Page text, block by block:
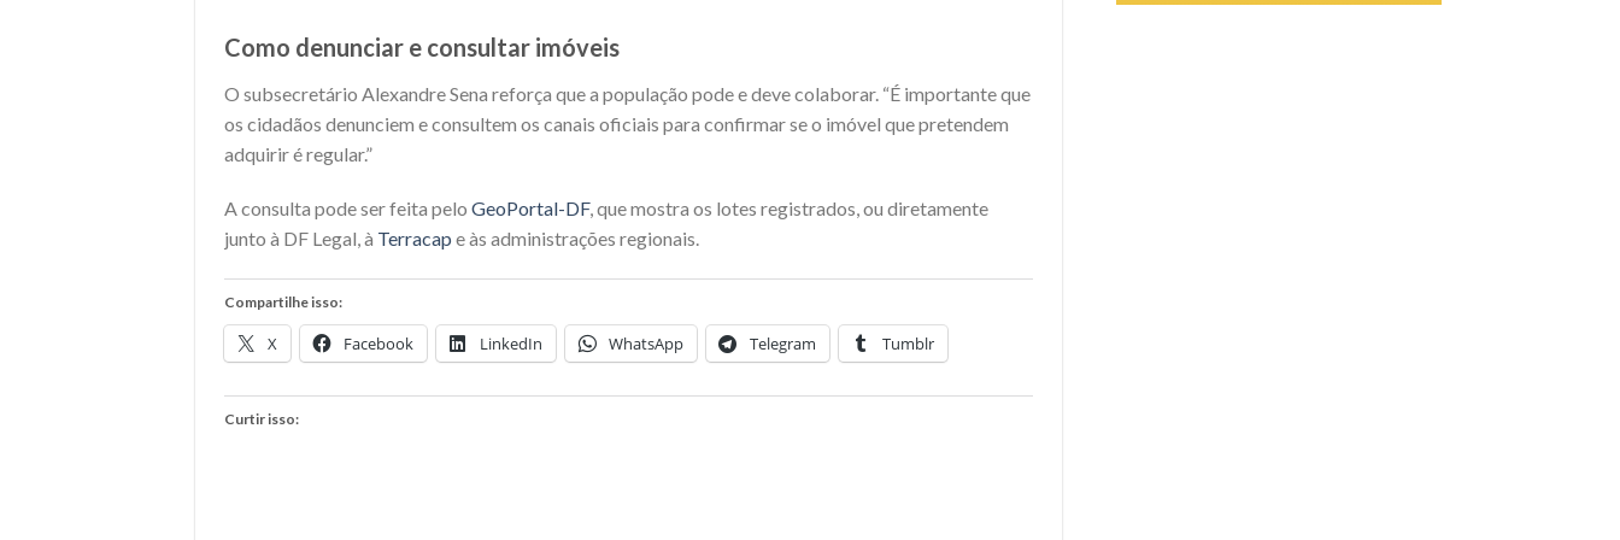
Como denunciar e consultar imóveis
O subsecretário Alexandre Sena reforça que a população pode e deve colaborar. “É importante que
os cidadãos denunciem e consultem os canais oficiais para confirmar se o imóvel que pretendem
adquirir é regular.”
A consulta pode ser feita pelo GeoPortal-DF, que mostra os lotes registrados, ou diretamente
junto à DF Legal, à Terracap e às administrações regionais.
Compartilhe isso:
X Facebook LinkedIn WhatsApp Telegram Tumblr
Curtir isso: